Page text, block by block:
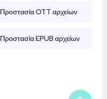
Προστασία OTT αρχείων
Προστασία EPUB αρχείων